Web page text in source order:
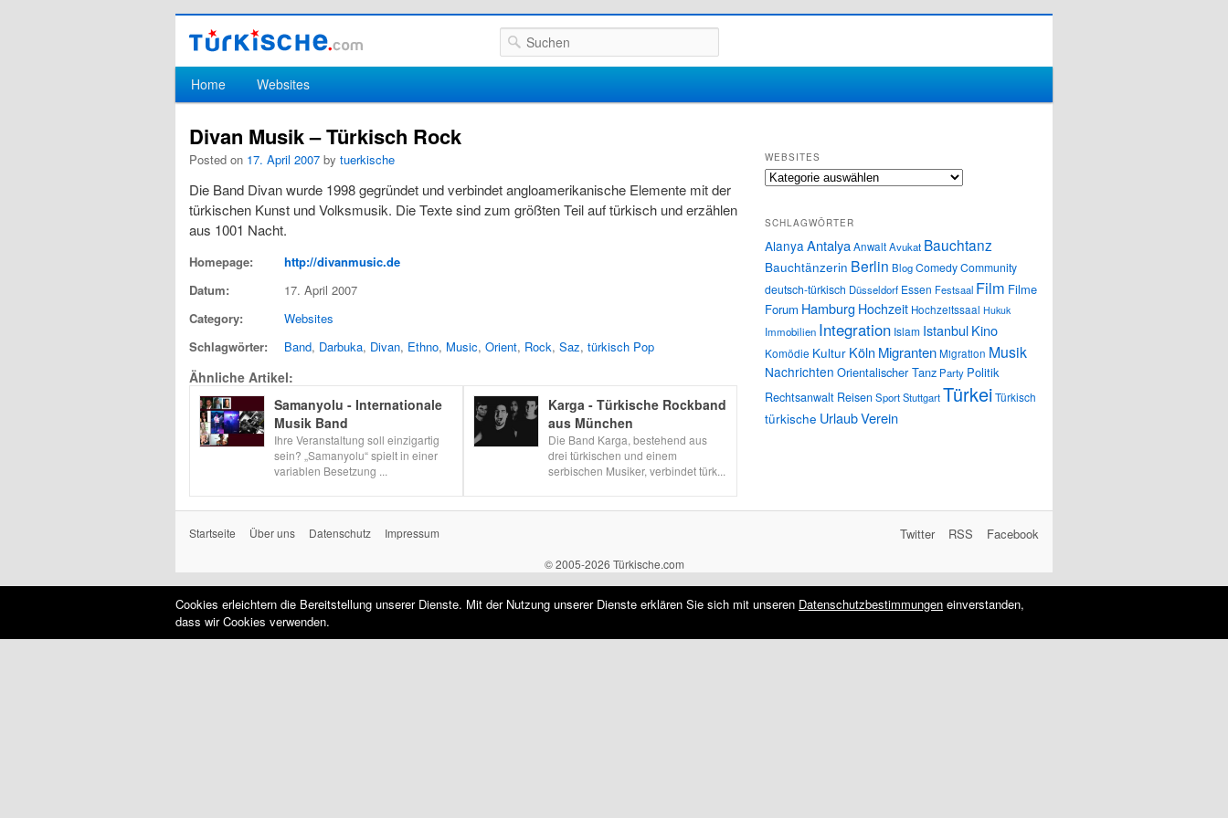
Suchen
Hauptmenü
Zum Inhalt wechseln
Zum sekundären Inhalt wechseln
Home Websites
Divan Musik – Türkisch Rock
Posted on 17. April 2007 by tuerkische
Die Band Divan wurde 1998 gegründet und verbindet angloamerikanische Elemente mit der
türkischen Kunst und Volksmusik. Die Texte sind zum größten Teil auf türkisch und erzählen
aus 1001 Nacht.
Homepage:
http://divanmusic.de
Datum:
17. April 2007
Category:
Websites
Schlagwörter:
Band, Darbuka, Divan, Ethno, Music, Orient, Rock, Saz, türkisch Pop
Ähnliche Artikel:
Samanyolu - Internationale
Musik Band
Ihre Veranstaltung soll einzigartig
sein? „Samanyolu“ spielt in einer
variablen Besetzung ...
Karga - Türkische Rockband
aus München
Die Band Karga, bestehend aus
drei türkischen und einem
serbischen Musiker, verbindet türk...
WEBSITES
Websites
SCHLAGWÖRTER
Alanya AntalyaAnwaltAvukat Bauchtanz
Bauchtänzerin Berlin BlogComedyCommunity
deutsch-türkisch Düsseldorf Essen Festsaal Film Filme
Forum Hamburg Hochzeit Hochzeitssaal Hukuk
Immobilien Integration Islam IstanbulKino
Komödie Kultur Köln MigrantenMigration Musik
Nachrichten Orientalischer Tanz Party Politik
Rechtsanwalt ReisenSportStuttgartTürkeiTürkisch
türkische UrlaubVerein
Startseite Über uns Datenschutz Impressum Facebook
RSS
Twitter
© 2005-2026 Türkische.com
Cookies erleichtern die Bereitstellung unserer Dienste. Mit der Nutzung unserer Dienste erklären Sie sich mit unseren Datenschutzbestimmungen einverstanden,
dass wir Cookies verwenden.